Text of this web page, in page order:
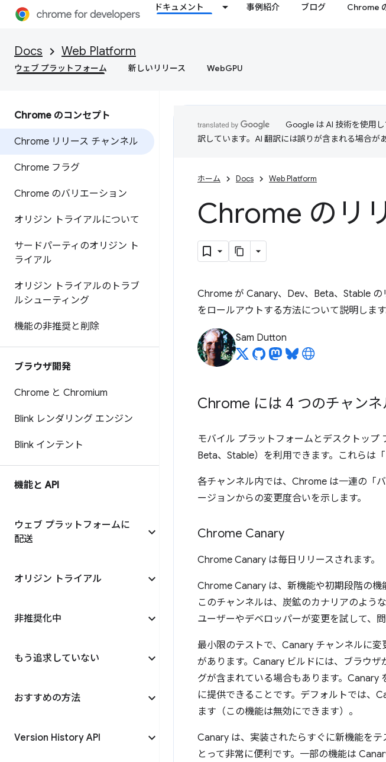
ドキュメント 事例紹介 ブログ Chrome
Docs Web Platform
ウェブ プラットフォーム 新しいリリース WebGPU
Chrome のコンセプト
Chrome リリース チャンネル
Chrome フラグ
Chrome のバリエーション
オリジン トライアルについて
サードパーティのオリジン ト
ライアル
オリジン トライアルのトラブ
ルシューティング
機能の非推奨と削除
ブラウザ開発
Chrome と Chromium
Blink レンダリング エンジン
Blink インテント
機能と API
ウェブ プラットフォームに
配送
オリジン トライアル
非推奨化中
もう追求していない
おすすめの方法
Version History API
Google は AI 技術を使用
訳しています。AI 翻訳には誤りが含まれる場合があ
ホーム Docs Web Platform
Chrome のリ
Chrome が Canary、Dev、Beta、Stable
をロールアウトする方法について説明します
Sam Dutton
Chrome には 4 つのチャンネ
モバイル プラットフォームとデスクトップ
Beta、Stable）を利用できます。これらは
各チャンネル内では、Chrome は一連の「
ージョンからの変更度合いを示します。
Chrome Canary
Chrome Canary は毎日リリースされます。
Chrome Canary は、新機能や初期段階の機
このチャンネルは、炭鉱のカナリアのよう
ユーザーやデベロッパーが変更を試して、
最小限のテストで、Canary チャンネルに
があります。Canary ビルドには、ブラウ
グが含まれている場合もあります。Canary
に提供できることです。デフォルトでは、
ます（この機能は無効にできます）。
Canary は、実装されたらすぐに新機能を
とって非常に便利です。一部の機能は